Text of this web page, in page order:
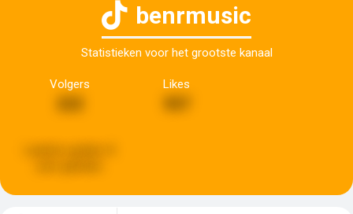
benrmusic
Statistieken voor het grootste kanaal
Volgers Likes